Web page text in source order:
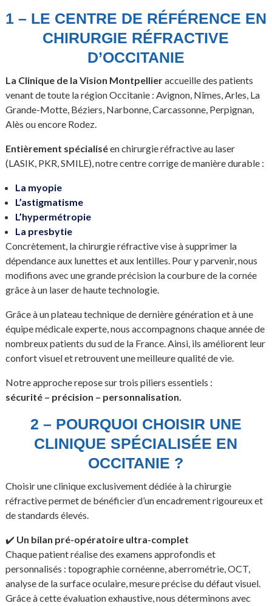
1 – LE CENTRE DE RÉFÉRENCE EN
CHIRURGIE RÉFRACTIVE
D’OCCITANIE
La Clinique de la Vision Montpellieraccueille des patients
venant de toute la région Occitanie : Avignon, Nîmes, Arles, La
Grande-Motte, Béziers, Narbonne, Carcassonne, Perpignan,
Alès ou encore Rodez.
Entièrement spécialiséen chirurgie réfractive au laser
(LASIK, PKR, SMILE), notre centre corrige de manière durable :
La myopie
L’astigmatisme
L’hypermétropie
La presbytie
Concrètement, la chirurgie réfractive vise à supprimer la
dépendance aux lunettes et aux lentilles. Pour y parvenir, nous
modifions avec une grande précision la courbure de la cornée
grâce à un laser de haute technologie.
Grâce à un plateau technique de dernière génération et à une
équipe médicale experte, nous accompagnons chaque année de
nombreux patients du sud de la France. Ainsi, ils améliorent leur
confort visuel et retrouvent une meilleure qualité de vie.
Notre approche repose sur trois piliers essentiels :
sécurité – précision – personnalisation.
2 – POURQUOI CHOISIR UNE
CLINIQUE SPÉCIALISÉE EN
OCCITANIE ?
Choisir une clinique exclusivement dédiée à la chirurgie
réfractive permet de bénéficier d’un encadrement rigoureux et
de standards élevés.
✔️ Un bilan pré-opératoire ultra-complet
Chaque patient réalise des examens approfondis et
personnalisés : topographie cornéenne, aberrométrie, OCT,
analyse de la surface oculaire, mesure précise du défaut visuel.
Grâce à cette évaluation exhaustive, nous déterminons avec